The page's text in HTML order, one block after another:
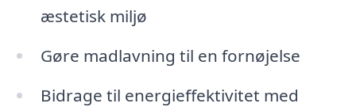
æstetisk miljø
Gøre madlavning til en fornøjelse
Bidrage til energieffektivitet med